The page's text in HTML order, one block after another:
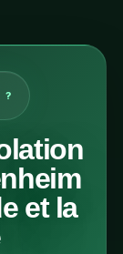
?
et la